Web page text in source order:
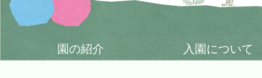
園の紹介 入園について